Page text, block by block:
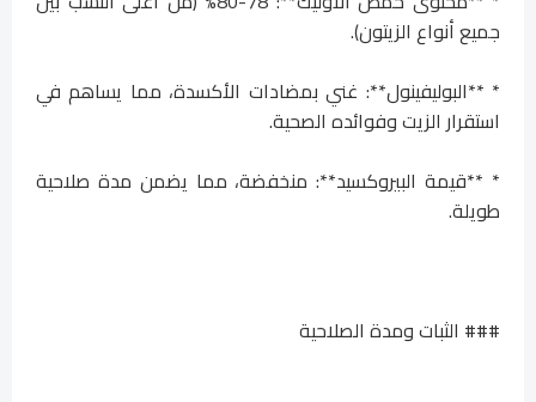
جميع أنواع الزيتون).
* **البوليفينول**: غني بمضادات الأكسدة، مما يساهم في
استقرار الزيت وفوائده الصحية.
* **قيمة البيروكسيد**: منخفضة، مما يضمن مدة صلاحية
طويلة.
### الثبات ومدة الصلاحية